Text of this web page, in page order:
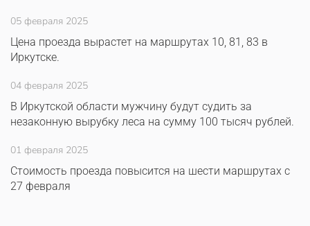
05 февраля 2025
Цена проезда вырастет на маршрутах 10, 81, 83 в
Иркутске.
04 февраля 2025
В Иркутской области мужчину будут судить за
незаконную вырубку леса на сумму 100 тысяч рублей.
01 февраля 2025
Стоимость проезда повысится на шести маршрутах с
27 февраля